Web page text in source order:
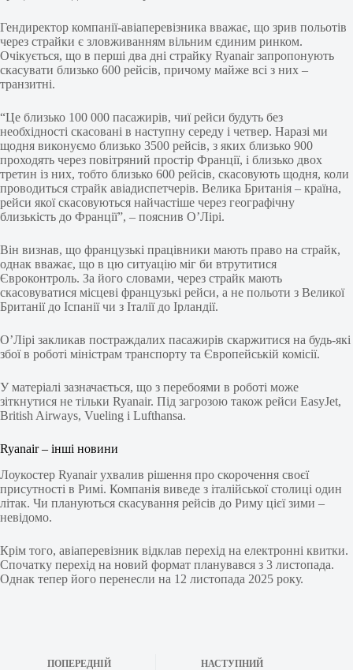
Гендиректор компанії-авіаперевізника вважає, що зрив польотів
через страйки є зловживанням вільним єдиним ринком.
Очікується, що в перші два дні страйку Ryanair запропонують
скасувати близько 600 рейсів, причому майже всі з них –
транзитні.
“Це близько 100 000 пасажирів, чиї рейси будуть без
необхідності скасовані в наступну середу і четвер. Наразі ми
щодня виконуємо близько 3500 рейсів, з яких близько 900
проходять через повітряний простір Франції, і близько двох
третин із них, тобто близько 600 рейсів, скасовують щодня, коли
проводиться страйк авіадиспетчерів. Велика Британія – країна,
рейси якої скасовуються найчастіше через географічну
близькість до Франції”, – пояснив О’Лірі.
Він визнав, що французькі працівники мають право на страйк,
однак вважає, що в цю ситуацію міг би втрутитися
Євроконтроль. За його словами, через страйк мають
скасовуватися місцеві французькі рейси, а не польоти з Великої
Британії до Іспанії чи з Італії до Ірландії.
О’Лірі закликав постраждалих пасажирів скаржитися на будь-які
збої в роботі міністрам транспорту та Європейській комісії.
У матеріалі зазначається, що з перебоями в роботі може
зіткнутися не тільки Ryanair. Під загрозою також рейси EasyJet,
British Airways, Vueling і Lufthansa.
Ryanair – інші новини
Лоукостер Ryanair ухвалив рішення про скорочення своєї
присутності в Римі. Компанія виведе з італійської столиці один
літак. Чи плануються скасування рейсів до Риму цієї зими –
невідомо.
Крім того, авіаперевізник відклав перехід на електронні квитки.
Спочатку перехід на новий формат планувався з 3 листопада.
Однак тепер його перенесли на 12 листопада 2025 року.
ПОПЕРЕДНІЙ НАСТУПНИЙ